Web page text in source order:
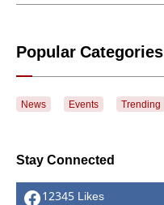
Popular Categories
News Events Trending
Stay Connected
12345 Likes